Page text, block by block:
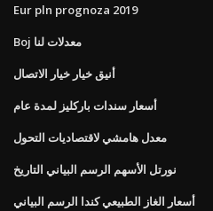
Eur pln prognoza 2019
Boj معدلات لنا
أنيق خيار خيار الاتصال
أسعار سندات باركليز لمدة عام
معدل هامشي لاقتصاديات التحول
نورتل الأسهم الرسم البياني التاريخ
أسعار الغاز الطبيعي كندا الرسم البياني